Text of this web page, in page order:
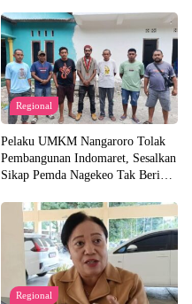
Regional
Pelaku UMKM Nangaroro Tolak
Pembangunan Indomaret, Sesalkan
Sikap Pemda Nagekeo Tak Beri
Regional